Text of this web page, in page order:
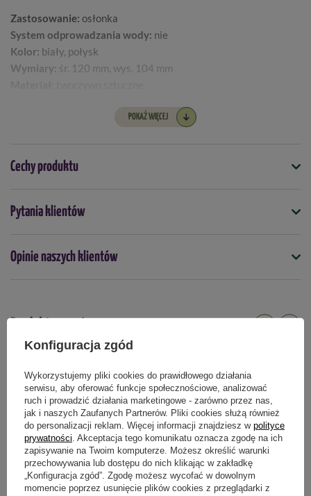
Zastosowanie: osłonka
System odprowadzania wody: nie
Kolor: biały, połysk
Wymiary: śr. 120 mm, wys. 104 mm
POKAŻ WIĘCEJ
Cechy produktu
Symbol
5900119052004
Biały
do domu/mieszkania
Podmiot odpowiedzialny za ten produkt na terenie UE Więcej
Pytania klientów
Opinie naszych klientów
Konfiguracja zgód
Wykorzystujemy pliki cookies do prawidłowego działania
serwisu, aby oferować funkcje społecznościowe, analizować
ruch i prowadzić działania marketingowe - zarówno przez nas,
jak i naszych Zaufanych Partnerów. Pliki cookies służą również
do personalizacji reklam. Więcej informacji znajdziesz w polityce
prywatności . Akceptacja tego komunikatu oznacza zgodę na ich
zapisywanie na Twoim komputerze. Możesz określić warunki
przechowywania lub dostępu do nich klikając w zakładkę
„Konfiguracja zgód”. Zgodę możesz wycofać w dowolnym
momencie poprzez usunięcie plików cookies z przeglądarki z